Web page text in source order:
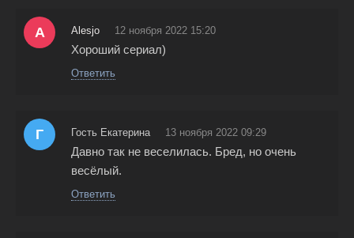
A Alesjo 12 ноября 2022 15:20
Хороший сериал)
Ответить
Г Гость Екатерина 13 ноября 2022 09:29
Давно так не веселилась. Бред, но очень
весёлый.
Ответить